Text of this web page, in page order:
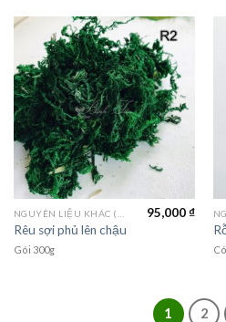
Rêu sợi phủ lên chậu
95,000₫
Gói 300g
1 2